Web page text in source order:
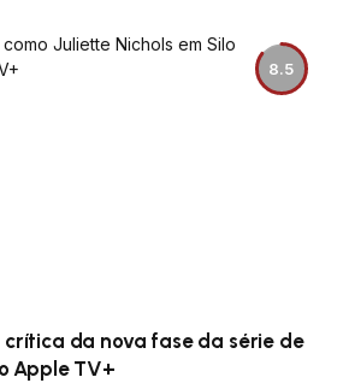
8.5
crítica da nova fase da série de
Apple TV+